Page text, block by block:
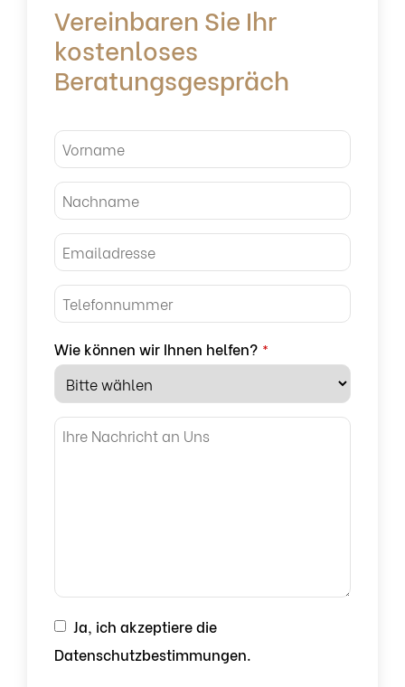
Vereinbaren Sie Ihr
kostenloses
Beratungsgespräch
Wie können wir Ihnen helfen? *
Ja, ich akzeptiere die
Datenschutzbestimmungen.